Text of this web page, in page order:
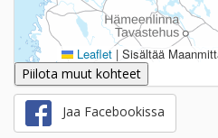
Leaflet | Sisältää
Piilota muut kohteet
Jaa Facebookissa